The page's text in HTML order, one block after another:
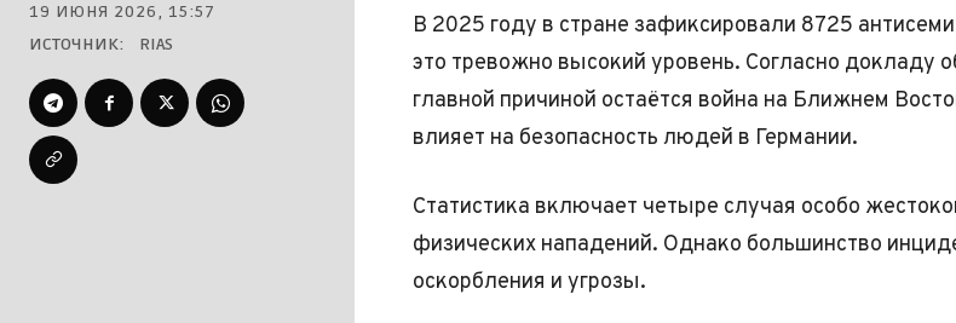
19 ИЮНЯ 2026, 15:57
ИСТОЧНИК:
RIAS
В 2025 году в стране зафиксировали 8725
это тревожно высокий уровень. Согласно докладу
главной причиной остаётся война на Ближнем
влияет на безопасность людей в Германии.
Статистика включает четыре случая особо
физических нападений. Однако большинство
оскорбления и угрозы.